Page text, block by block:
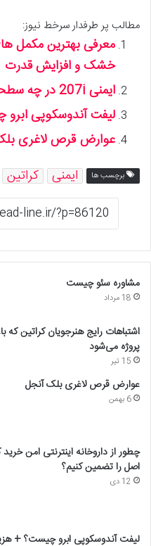
مطالب پر طرفدار سرخط نیوز:
معرفی بهترین مکمل
خشک و افزایش قدرت
ایمنی 207i در چه سطحی قرار دارد؟
لیفت آندوسکوپی
عوارض قرص لاغری
برچسب ها ایمنی کراتین
مشاوره سئو چیست
18 مرداد
اشتباهات رایج هنرجویان کراتین
پروژه می‌شود
15 تیر
عوارض قرص لاغری بلک آنجل
6 بهمن
چطور از داروخانه اینترنتی امن
اصل را تضمین کنیم؟
12 دی
لیفت آندوسکوپی ابرو چیست؟ +